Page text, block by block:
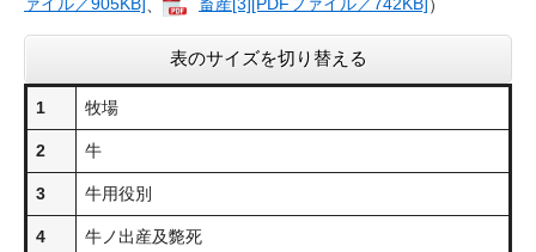
ァイル／905KB]
畜産[3][PDFファイル／742KB]）
表のサイズを切り替える
1 牧場
2 牛
3 牛用役別
4 牛ノ出産及斃死